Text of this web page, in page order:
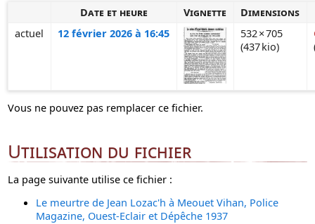
Date et heure
Vignette
Dimensions
actuel
12 février 2026 à 16:45
532 × 705
(437 kio)
Vous ne pouvez pas remplacer ce fichier.
Utilisation du fichier
La page suivante utilise ce fichier :
Le meurtre de Jean Lozac'h à Meouet Vihan, Police
Magazine, Ouest-Eclair et Dépêche 1937